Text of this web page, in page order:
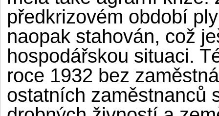
předkrizovém období
naopak stahován, což
hospodářskou situaci.
roce 1932 bez
ostatních zaměstnanců